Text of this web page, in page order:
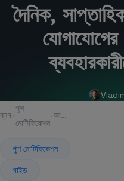
দৈনিক,
ব্লগ
পুশ
নোটিফিকেশন
আর্টিকেল
পুশ নোটিফিকেশন
গাইড